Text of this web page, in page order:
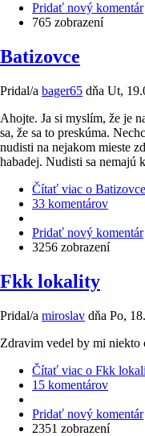
Pridať nový komentár
765 zobrazení
Batizovce
Pridal/a bager65 dňa Ut,
Ahojte. Ja si myslím, že je
sa, že sa to preskúma.
nudisti na nejakom mieste
habadej. Nudisti sa nemajú
Čítať viac o Batizovce
33 komentárov
Pridať nový komentár
3256 zobrazení
Fkk lokality
Pridal/a miroslav dňa Po,
Zdravim vedel by mi niekto
Čítať viac o Fkk
15 komentárov
Pridať nový komentár
2351 zobrazení